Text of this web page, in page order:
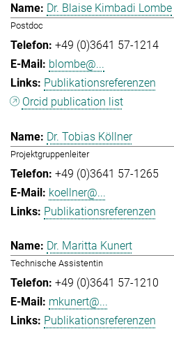
Dr. Blaise Kimbadi Lombe
Postdoc
+49 (0)3641 57-1214
blombe@...
Publikationsreferenzen
Orcid publication list
Dr. Tobias Köllner
Projektgruppenleiter
+49 (0)3641 57-1265
koellner@...
Publikationsreferenzen
Dr. Maritta Kunert
Technische Assistentin
+49 (0)3641 57-1210
mkunert@...
Publikationsreferenzen